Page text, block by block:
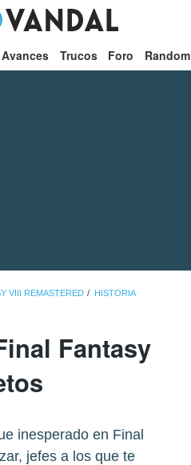
Avances Trucos Foro Random
VIII REMASTERED HISTORIA
Fantasy
inesperado en Final
jefes a los que te